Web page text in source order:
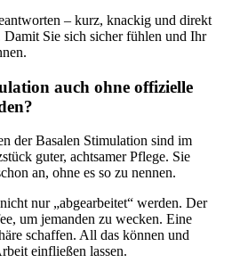
– kurz, knackig und direkt
Damit Sie sich sicher fühlen und Ihr
auch ohne offizielle
der Basalen Stimulation sind im
guter, achtsamer Pflege. Sie
an, ohne es so zu nennen.
nur „abgearbeitet“ werden. Der
um jemanden zu wecken. Eine
schaffen. All das können und
einfließen lassen.